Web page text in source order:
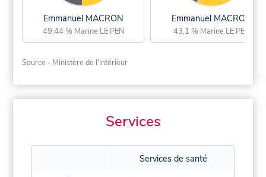
Emmanuel MACRON
49,44 % Marine LE PEN
Emmanuel MACRON
43,1 % Marine LE PEN
Source - Ministère de l'intérieur
Services
Services de santé